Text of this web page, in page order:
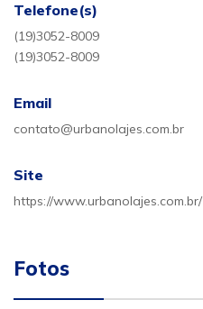
Telefone(s)
(19)3052-8009
(19)3052-8009
Email
contato@urbanolajes.com.br
Site
https://www.urbanolajes.com.br/
Fotos